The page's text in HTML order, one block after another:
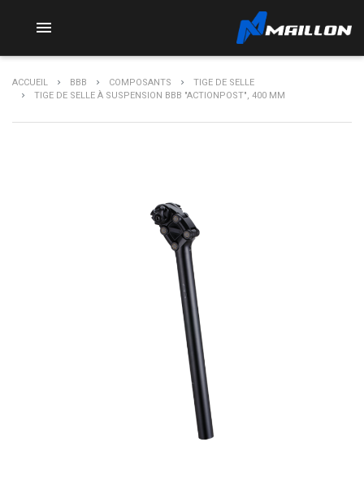

ACCUEIL BBB COMPOSANTS
TIGE DE SELLE
TIGE DE SELLE À SUSPENSION BBB "ACTIONPOST", 400 MM